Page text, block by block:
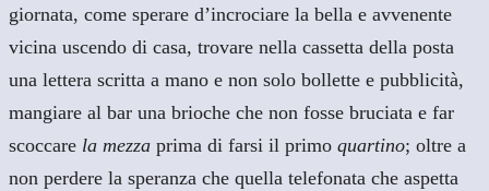
giornata, come sperare d’incrociare la bella e avvenente
vicina uscendo di casa, trovare nella cassetta della posta
una lettera scritta a mano e non solo bollette e pubblicità,
mangiare al bar una brioche che non fosse bruciata e far
scoccare la mezza prima di farsi il primo quartino; oltre a
non perdere la speranza che quella telefonata che aspetta